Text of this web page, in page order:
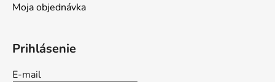
Moja objednávka
Prihlásenie
E-mail